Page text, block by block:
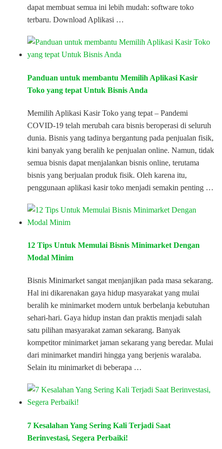
dapat membuat semua ini lebih mudah: software toko
terbaru. Download Aplikasi …
Panduan untuk membantu Memilih Aplikasi Kasir
Toko yang tepat Untuk Bisnis Anda
Memilih Aplikasi Kasir Toko yang tepat – Pandemi
COVID-19 telah merubah cara bisnis beroperasi di seluruh
dunia. Bisnis yang tadinya bergantung pada penjualan fisik,
kini banyak yang beralih ke penjualan online. Namun, tidak
semua bisnis dapat menjalankan bisnis online, terutama
bisnis yang berjualan produk fisik. Oleh karena itu,
penggunaan aplikasi kasir toko menjadi semakin penting …
12 Tips Untuk Memulai Bisnis Minimarket Dengan
Modal Minim
Bisnis Minimarket sangat menjanjikan pada masa sekarang.
Hal ini dikarenakan gaya hidup masyarakat yang mulai
beralih ke minimarket modern untuk berbelanja kebutuhan
sehari-hari. Gaya hidup instan dan praktis menjadi salah
satu pilihan masyarakat zaman sekarang. Banyak
kompetitor minimarket jaman sekarang yang beredar. Mulai
dari minimarket mandiri hingga yang berjenis waralaba.
Selain itu minimarket di beberapa …
7 Kesalahan Yang Sering Kali Terjadi Saat
Berinvestasi, Segera Perbaiki!